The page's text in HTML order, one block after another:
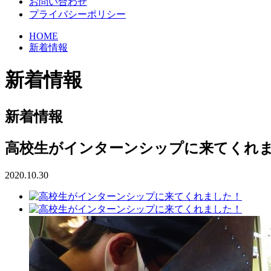
プライバシーポリシー
HOME
新着情報
新着情報
新着情報
高校生がインターンシップに来てくれ
2020.10.30